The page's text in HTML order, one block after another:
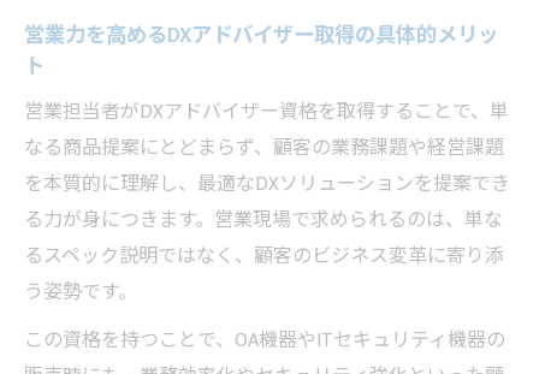
営業力を高めるDXアドバイザー取得の具体的メリッ
ト
営業担当者がDXアドバイザー資格を取得することで、単
なる商品提案にとどまらず、顧客の業務課題や経営課題
を本質的に理解し、最適なDXソリューションを提案でき
る力が身につきます。営業現場で求められるのは、単な
るスペック説明ではなく、顧客のビジネス変革に寄り添
う姿勢です。
この資格を持つことで、OA機器やITセキュリティ機器の